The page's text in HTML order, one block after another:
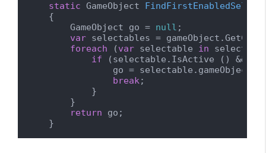
static GameObject
    {
        GameObject go =
null ;
var selectables =
foreach (var selectable in
if (selectable.IsActive () &&
                go = selectable.gameObject;
break;
            }
        }
return go;
    }